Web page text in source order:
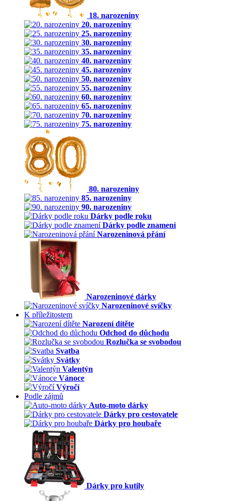
18. narozeniny
20. narozeniny
25. narozeniny
30. narozeniny
35. narozeniny
40. narozeniny
45. narozeniny
50. narozeniny
55. narozeniny
60. narozeniny
65. narozeniny
70. narozeniny
75. narozeniny
80. narozeniny
85. narozeniny
90. narozeniny
Dárky podle roku
Dárky podle znamení
Narozeninová přání
Narozeninové dárky
Narozeninové svíčky
K příležitostem
Narození dítěte
Odchod do důchodu
Rozlučka se svobodou
Svatba
Svátky
Valentýn
Vánoce
Výročí
Podle zájmů
Auto-moto dárky
Dárky pro cestovatele
Dárky pro houbaře
Dárky pro kutily